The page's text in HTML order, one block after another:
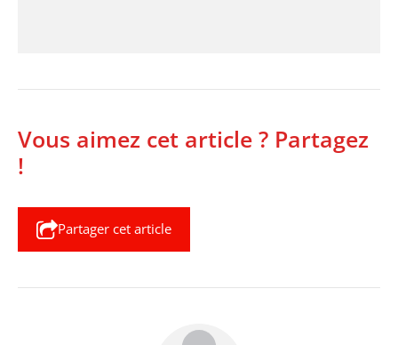
Vous aimez cet article ? Partagez
!
Partager cet article